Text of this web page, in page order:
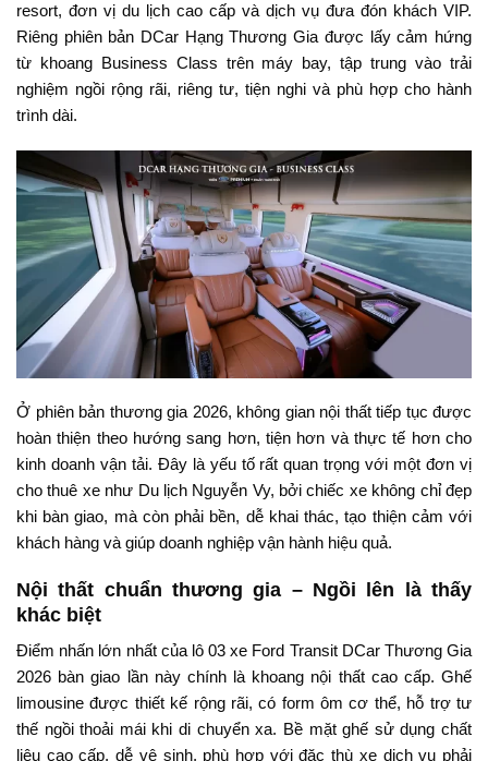
resort, đơn vị du lịch cao cấp và dịch vụ đưa đón khách VIP.
Riêng phiên bản DCar Hạng Thương Gia được lấy cảm hứng
từ khoang Business Class trên máy bay, tập trung vào trải
nghiệm ngồi rộng rãi, riêng tư, tiện nghi và phù hợp cho hành
trình dài.
Ở phiên bản thương gia 2026, không gian nội thất tiếp tục được
hoàn thiện theo hướng sang hơn, tiện hơn và thực tế hơn cho
kinh doanh vận tải. Đây là yếu tố rất quan trọng với một đơn vị
cho thuê xe như Du lịch Nguyễn Vy, bởi chiếc xe không chỉ đẹp
khi bàn giao, mà còn phải bền, dễ khai thác, tạo thiện cảm với
khách hàng và giúp doanh nghiệp vận hành hiệu quả.
Nội thất chuẩn thương gia – Ngồi lên là thấy
khác biệt
Điểm nhấn lớn nhất của lô 03 xe Ford Transit DCar Thương Gia
2026 bàn giao lần này chính là khoang nội thất cao cấp. Ghế
limousine được thiết kế rộng rãi, có form ôm cơ thể, hỗ trợ tư
thế ngồi thoải mái khi di chuyển xa. Bề mặt ghế sử dụng chất
liệu cao cấp, dễ vệ sinh, phù hợp với đặc thù xe dịch vụ phải